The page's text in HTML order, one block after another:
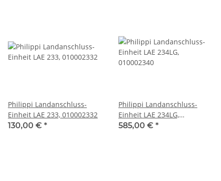
Philippi Landanschluss-
Einheit LAE 233, 010002332
130,00 € *
Philippi Landanschluss-
Einheit LAE 234LG,
010002340
585,00 € *